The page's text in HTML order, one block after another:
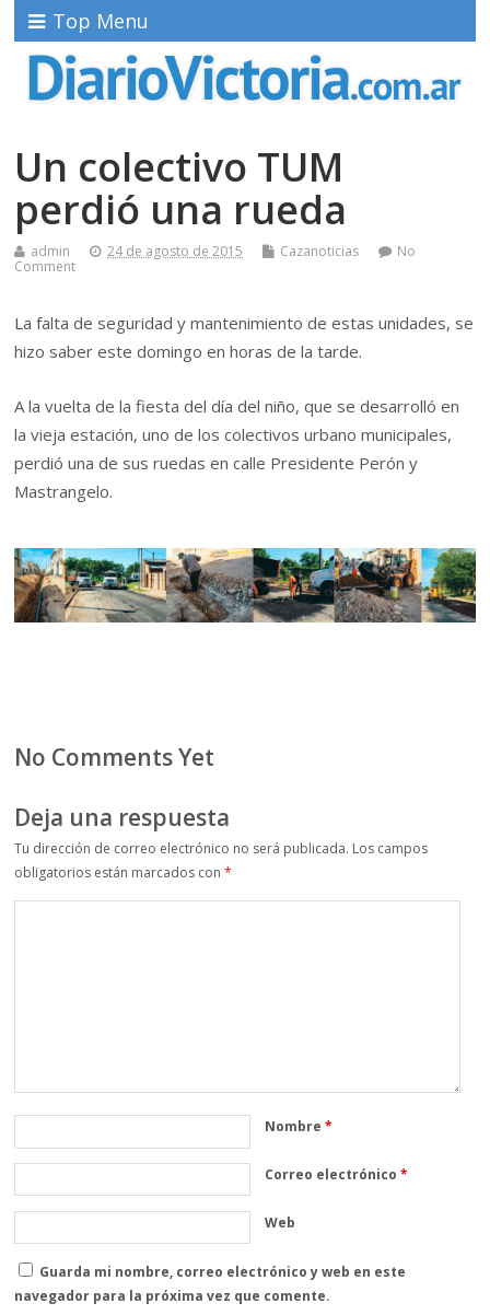
Top Menu
Un colectivo TUM
perdió una rueda
admin 24 de agosto de 2015 Cazanoticias
No
Comment
La falta de seguridad y mantenimiento de estas unidades, se
hizo saber este domingo en horas de la tarde.
A la vuelta de la fiesta del día del niño, que se desarrolló en
la vieja estación, uno de los colectivos urbano municipales,
perdió una de sus ruedas en calle Presidente Perón y
Mastrangelo.
No Comments Yet
Deja una respuesta
Tu dirección de correo electrónico no será publicada. Los campos
obligatorios están marcados con*
Nombre*
Correo electrónico*
Web
Guarda mi nombre, correo electrónico y web en este
navegador para la próxima vez que comente.